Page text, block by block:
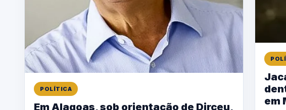
POLÍTICA
Em Alagoas, sob orientação de Dirceu,
em